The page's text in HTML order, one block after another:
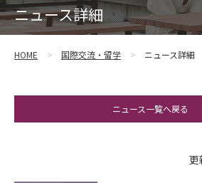
ニュース詳細
HOME 国際交流・留学 ニュース詳細
ニュース一覧へ戻る
更